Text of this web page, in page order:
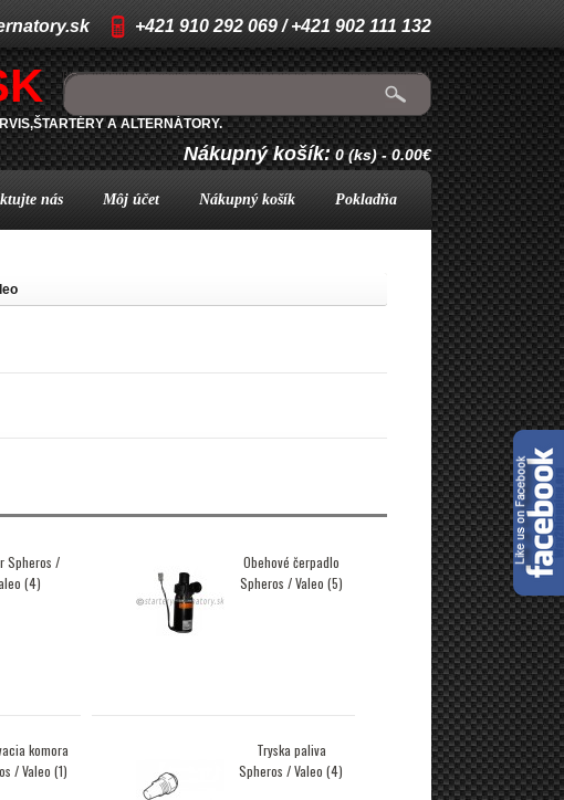
+421 910 292 069 / +421 902 111 132
A ALTERNÁTORY.
Nákupný košík: 0 (ks) - 0.00€
nás Môj účet Nákupný košík Pokladňa
Spheros /
(4)
Obehové čerpadlo
Spheros / Valeo (5)
komora
/ Valeo (1)
Tryska paliva
Spheros / Valeo (4)